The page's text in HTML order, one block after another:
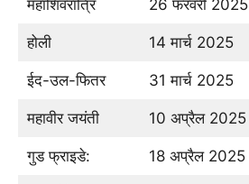
महाशिवरात्रि 26 फरवरी 2025
होली 14 मार्च 2025
ईद-उल-फितर 31 मार्च 2025
महावीर जयंती 10 अप्रैल 2025
गुड फ्राइडे: 18 अप्रैल 2025